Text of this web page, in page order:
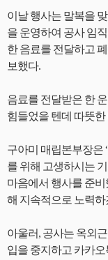
이날 행사는 말복을
을 운영하여 공사 임
한 음료를 전달하고
보했다.
음료를 전달받은 한
힘들었을 텐데 따뜻
구아미 매립본부장은
를 위해 고생하시는
마음에서 행사를 준비
해 지속적으로 노력하
아울러, 공사는 옥외
입을 중지하고 카카